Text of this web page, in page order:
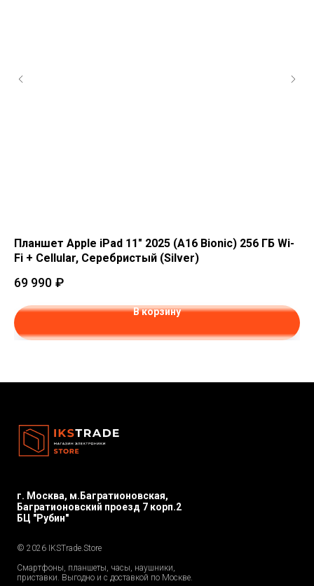
Планшет Apple iPad 11" 2025 (A16 Bionic) 256 ГБ Wi-
Fi + Cellular, Серебристый (Silver)
69 990 ₽
В корзину
г. Москва, м.Багратионовская,
Багратионовский проезд 7 корп.2
БЦ "Рубин"
© 2026 IKSTrade.Store
Смартфоны, планшеты, часы, наушники,
приставки. Выгодно и с доставкой по Москве.